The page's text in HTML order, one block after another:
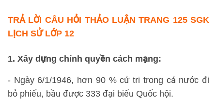
TRẢ LỜI CÂU HỎI THẢO LUẬN TRANG 125 SGK
LỊCH SỬ LỚP 12
1. Xây dựng chính quyền cách mạng:
- Ngày 6/1/1946, hơn 90 % cử tri trong cả nước đi
bỏ phiếu, bầu được 333 đại biểu Quốc hội.